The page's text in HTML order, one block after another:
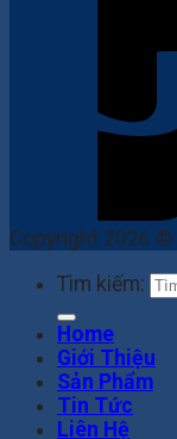
Copyright 2026 ©
Tìm kiếm:
Home
Giới Thiệu
Sản Phẩm
Tin Tức
Liên Hệ